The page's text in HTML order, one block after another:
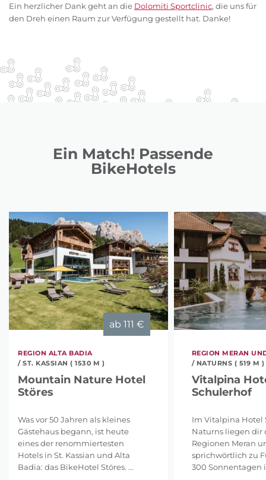
Ein herzlicher Dank geht an die Dolomiti Sportclinic, die uns für
den Dreh einen Raum zur Verfügung gestellt hat. Danke!
Ein Match! Passende
BikeHotels
ab 111 €
REGION ALTA BADIA
/ ST. KASSIAN ( 1530 M )
Mountain Nature Hotel
Störes
Was vor 50 Jahren als kleines
Gästehaus begann, ist heute
eines der renommiertesten
Hotels in St. Kassian und Alta
Badia: das BikeHotel Störes. ...
REGION MERAN
/ NATURNS ( 519 M )
Vitalpina
Schulerhof
Im Vitalpina Hotel
Naturns liegen dir
Regionen Meran
sprichwörtlich zu
300 Sonnentagen